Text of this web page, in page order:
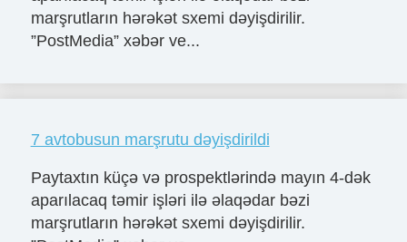
marşrutların hərəkət sxemi dəyişdirilir.
”PostMedia” xəbər ve...
7 avtobusun marşrutu dəyişdirildi
Paytaxtın küçə və prospektlərində mayın 4-dək
aparılacaq təmir işləri ilə əlaqədar bəzi
marşrutların hərəkət sxemi dəyişdirilir.